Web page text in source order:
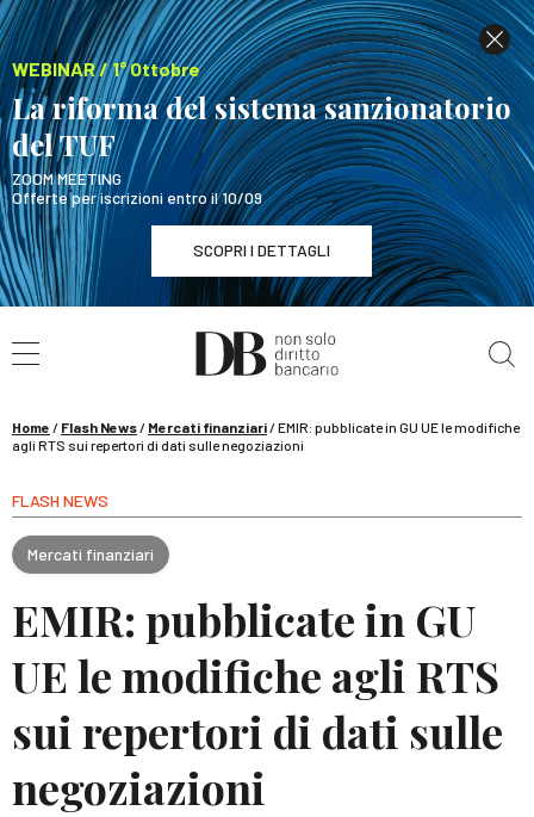
WEBINAR / 1° Ottobre
La riforma del sistema sanzionatorio
del TUF
ZOOM MEETING
Offerte per iscrizioni entro il 10/09
SCOPRI I DETTAGLI
WEBINAR / 1° Ottobre
La riforma del sistema sanzionatorio del TUF
Home / Flash News/ Mercati finanziari/EMIR: pubblicate in GU UE le modifiche
agli RTS sui repertori di dati sulle negoziazioni
FLASH NEWS
Mercati finanziari
EMIR: pubblicate in GU
UE le modifiche agli RTS
sui repertori di dati sulle
negoziazioni